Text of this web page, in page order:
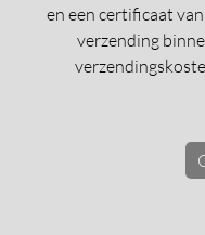
en een certificaat
verzending